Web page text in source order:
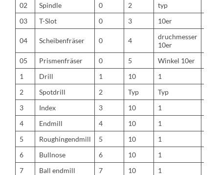
02
Spindle 0 2 typ
03
T-Slot 0 3 10er
04 Scheibenfräser 0 4
druchmesser
10er
05
Prismenfräser 0 5 Winkel 10er
1
Drill 1 10 1
2
Spotdrill 2 Typ Typ
3
Index 3 10 1
4
Endmill 4 10 1
5
Roughingendmill 5 10 1
6
Bullnose 6 10 1
7
Ball endmill 7 10 1